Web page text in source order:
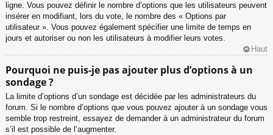
ligne. Vous pouvez définir le nombre d’options que les utilisateurs peuvent
insérer en modifiant, lors du vote, le nombre des « Options par
utilisateur ». Vous pouvez également spécifier une limite de temps en
jours et autoriser ou non les utilisateurs à modifier leurs votes.
Haut
Pourquoi ne puis-je pas ajouter plus d’options à un
sondage ?
La limite d’options d’un sondage est décidée par les administrateurs du
forum. Si le nombre d’options que vous pouvez ajouter à un sondage vous
semble trop restreint, essayez de demander à un administrateur du forum
s’il est possible de l’augmenter.